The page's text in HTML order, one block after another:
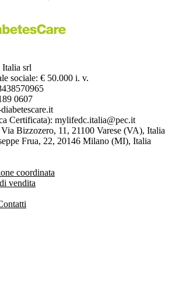
Italia srl
sociale: € 50.000 i. v.
0607
Certificata): mylifedc.italia@pec.it
Bizzozero, 11, 21100 Varese (VA), Italia
Frua, 22, 20146 Milano (MI), Italia
coordinata
vendita